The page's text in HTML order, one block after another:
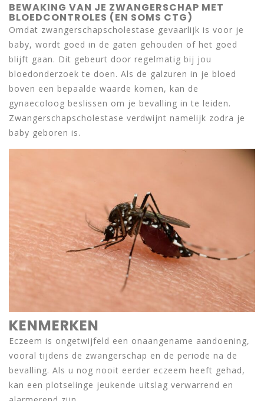
BEWAKING VAN JE ZWANGERSCHAP MET
BLOEDCONTROLES (EN SOMS CTG)
Omdat zwangerschapscholestase gevaarlijk is voor je
baby, wordt goed in de gaten gehouden of het goed
blijft gaan. Dit gebeurt door regelmatig bij jou
bloedonderzoek te doen. Als de galzuren in je bloed
boven een bepaalde waarde komen, kan de
gynaecoloog beslissen om je bevalling in te leiden.
Zwangerschapscholestase verdwijnt namelijk zodra je
baby geboren is.
KENMERKEN
Eczeem is ongetwijfeld een onaangename aandoening,
vooral tijdens de zwangerschap en de periode na de
bevalling. Als u nog nooit eerder eczeem heeft gehad,
kan een plotselinge jeukende uitslag verwarrend en